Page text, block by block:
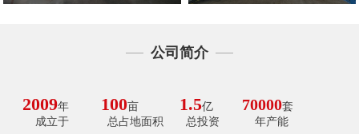
公司简介
2009年
成立于
100亩
总占地面积
1.5亿
总投资
70000套
年产能